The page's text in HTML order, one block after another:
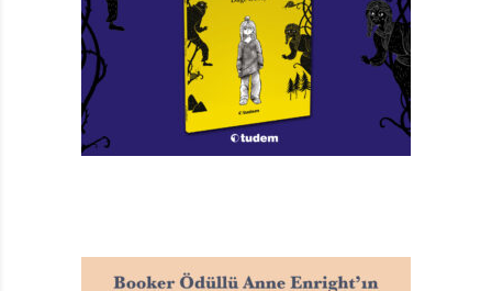
Meraklı Gezginin Notları
Göktuğ Canbaba
Resimleyen: Biğkem Karavus
Doğan Egmont, 48 sayfa